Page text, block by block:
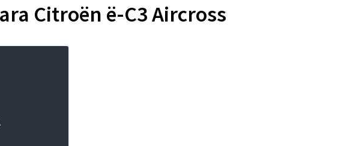
Citroën ë-C3 Aircross